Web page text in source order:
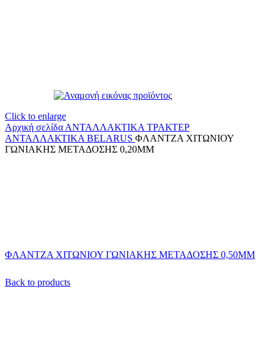
Click to enlarge
Αρχική σελίδα ΑΝΤΑΛΛΑΚΤΙΚΑ ΤΡΑΚΤΕΡ
ΑΝΤΑΛΛΑΚΤΙΚΑ BELARUS ΦΛΑΝΤΖΑ ΧΙΤΩΝΙΟΥ
ΓΩΝΙΑΚΗΣ ΜΕΤΑΔΟΣΗΣ 0,20ΜΜ
ΦΛΑΝΤΖΑ ΧΙΤΩΝΙΟΥ ΓΩΝΙΑΚΗΣ ΜΕΤΑΔΟΣΗΣ 0,50MM
Back to products